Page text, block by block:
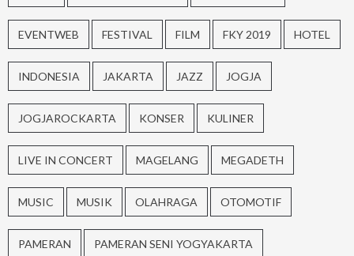
EVENTWEB FESTIVAL FILM FKY 2019 HOTEL
INDONESIA JAKARTA JAZZ JOGJA
JOGJAROCKARTA KONSER KULINER
LIVE IN CONCERT MAGELANG MEGADETH
MUSIC MUSIK OLAHRAGA OTOMOTIF
PAMERAN PAMERAN SENI YOGYAKARTA